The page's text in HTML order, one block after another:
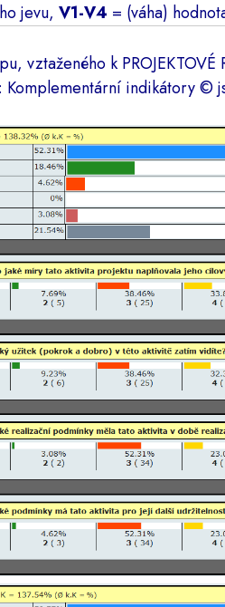
jevu, V1-V4 = (váha)
vztaženého k
indikátory©